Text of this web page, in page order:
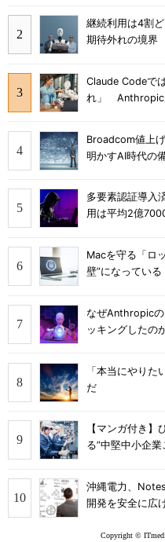
継続利用は4割
期待外れの境界
Claude Codeで
れ」 Anthropic
Broadcom値上
明かすAI時代の
多要素認証導入
用は平均2億
Macを守る「ロ
壁”になっている
なぜAnthropicの
ッキングしたの
「本当にやりた
だ
【マンガ付き】
る”中堅中小企
沖縄電力、
開発を安全に広
Copyright ©